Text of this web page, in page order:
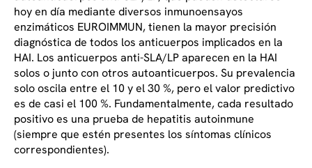
hoy en día mediante diversos inmunoensayos
enzimáticos EUROIMMUN, tienen la mayor precisión
diagnóstica de todos los anticuerpos implicados en la
HAI. Los anticuerpos anti-SLA/LP aparecen en la HAI
solos o junto con otros autoanticuerpos. Su prevalencia
solo oscila entre el 10 y el 30 %, pero el valor predictivo
es de casi el 100 %. Fundamentalmente, cada resultado
positivo es una prueba de hepatitis autoinmune
(siempre que estén presentes los síntomas clínicos
correspondientes).